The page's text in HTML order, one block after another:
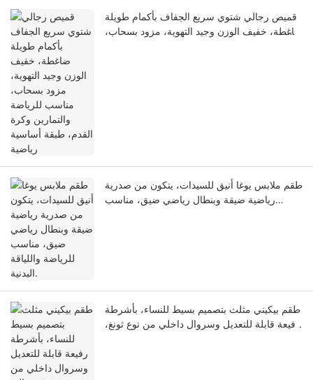
قميص رجالي شتوي سريع الجفاف بأكمام طويلة
ضاغطة، خفيف الوزن وجيد التهوية، مزود بسحاب،
طقم ملابس يوغا أنيق للسيدات، يتكون من صدرية
رياضية ضيقة وبنطال رياضي ضيق، مناسب
طقم بيكيني مثلث بتصميم بسيط للنساء، بأشرطة
رفيعة قابلة للتعديل وسروال داخلي من نوع ثونغ،